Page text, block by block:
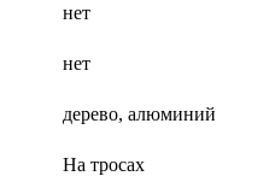
нет
нет
дерево, алюминий
На тросах